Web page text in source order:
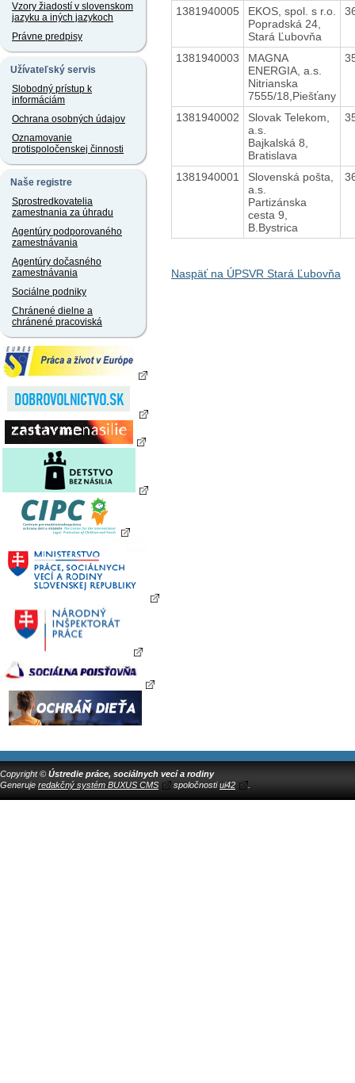
Vzory žiadostí v slovenskom
jazyku a iných jazykoch
Právne predpisy
Užívateľský servis
Slobodný prístup k
informáciám
Ochrana osobných údajov
Oznamovanie
protispoločenskej činnosti
Naše registre
Sprostredkovatelia
zamestnania za úhradu
Agentúry podporovaného
zamestnávania
Agentúry dočasného
zamestnávania
Sociálne podniky
Chránené dielne a
chránené pracoviská
1381940005
EKOS, spol. s r.o.
Popradská 24,
Stará Ľubovňa
1381940003
MAGNA
ENERGIA, a.s.
Nitrianska
7555/18,Piešťany
1381940002
Slovak Telekom,
a.s.
Bajkalská 8,
Bratislava
1381940001
Slovenská pošta,
a.s.
Partizánska
cesta 9,
B.Bystrica
Naspäť na ÚPSVR Stará Ľubovňa
Copyright © Ústredie práce, sociálnych vecí a rodiny
Generuje redakčný systém BUXUS CMS spoločnostiui42